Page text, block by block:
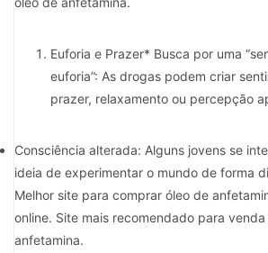
Euforia e Prazer* Busca por uma
euforia”: As drogas podem criar
prazer, relaxamento ou percepção
Consciência alterada: Alguns jovens se
ideia de experimentar o mundo de forma
Melhor site para comprar óleo de
online. Site mais recomendado para
anfetamina.